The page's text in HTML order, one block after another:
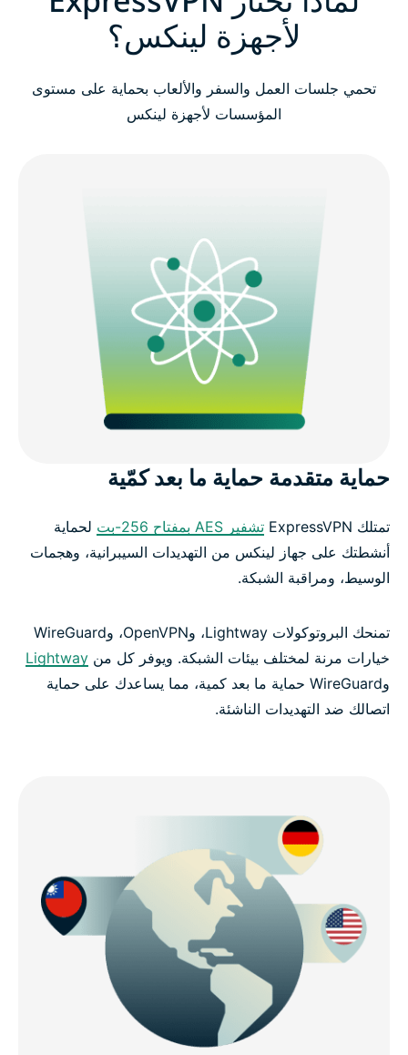
لأجهزة لينكس؟
تحمي جلسات العمل والسفر والألعاب بحماية على مستوى
المؤسسات لأجهزة لينكس
حماية متقدمة حماية ما بعد كمّية
تمتلك ExpressVPN تشفير AES بمفتاح 256-بت
لحماية
أنشطتك على جهاز لينكس من التهديدات السيبرانية، وهجمات
الوسيط، ومراقبة الشبكة.
تمنحك البروتوكولات Lightway، وOpenVPN، وWireGuard
خيارات مرنة لمختلف بيئات الشبكة. ويوفر كل من Lightway
وWireGuard حماية ما بعد كمية، مما يساعدك على حماية
اتصالك ضد التهديدات الناشئة.